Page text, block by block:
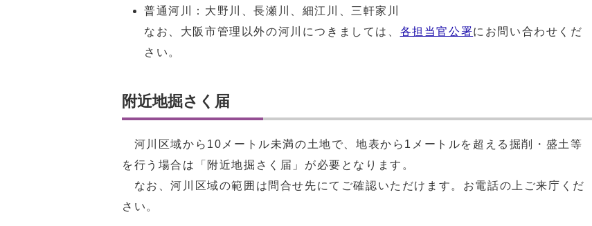
普通河川：大野川、長瀬川、細江川、三軒家川
なお、大阪市管理以外の河川につきましては、 各担当官公署にお問い合わせくだ
さい。
附近地掘さく届
河川区域から10メートル未満の土地で、地表から1メートルを超える掘削・盛土等
を行う場合は「附近地掘さく届」が必要となります。
なお、河川区域の範囲は問合せ先にてご確認いただけます。お電話の上ご来庁くだ
さい。